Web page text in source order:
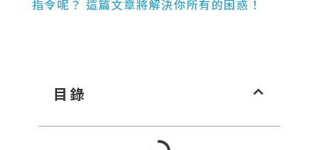
指令呢？ 這篇文章將解決你所有的困惑！
目錄